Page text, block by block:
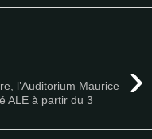
›
l’Auditorium Maurice
ALE à partir du 3